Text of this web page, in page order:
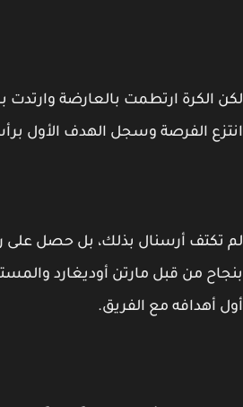
الكرة ارتطمت بالعارضة وارتدت
الفرصة وسجل الهدف الأول
تكتف أرسنال بذلك، بل حصل على
من قبل مارتن أوديغارد
أهدافه مع الفريق.